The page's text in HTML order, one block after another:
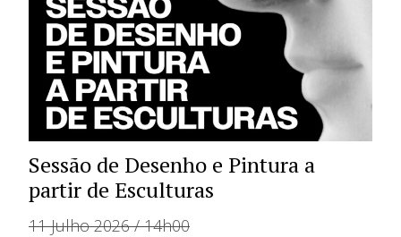
Sessão de Desenho e Pintura a
partir de Esculturas
11 Julho 2026 / 14h00